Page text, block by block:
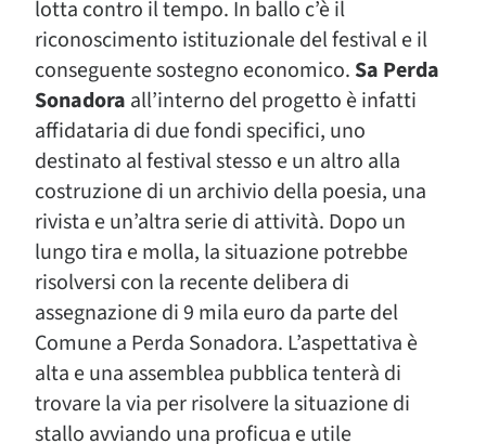
lotta contro il tempo. In ballo c’è il
riconoscimento istituzionale del festival e il
conseguente sostegno economico. Sa Perda
Sonadora all’interno del progetto è infatti
affidataria di due fondi specifici, uno
destinato al festival stesso e un altro alla
costruzione di un archivio della poesia, una
rivista e un’altra serie di attività. Dopo un
lungo tira e molla, la situazione potrebbe
risolversi con la recente delibera di
assegnazione di 9 mila euro da parte del
Comune a Perda Sonadora. L’aspettativa è
alta e una assemblea pubblica tenterà di
trovare la via per risolvere la situazione di
stallo avviando una proficua e utile